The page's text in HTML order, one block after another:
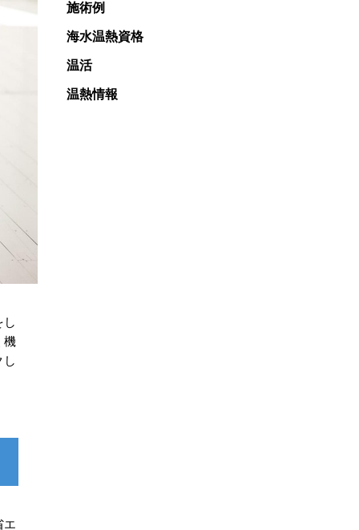
し
機
し
エ
施術例
海水温熱資格
温活
温熱情報